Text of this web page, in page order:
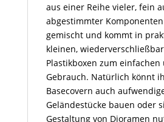
aus einer Reihe vieler, fein
abgestimmter
gemischt und kommt in
kleinen,
Plastikboxen zum
Gebrauch. Natürlich könnt
Basecovern auch
Geländestücke bauen oder
Gestaltung von Dioramen